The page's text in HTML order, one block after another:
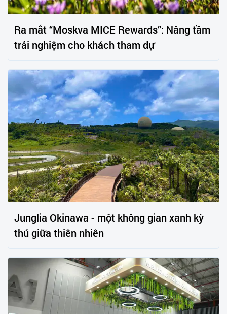
Ra mắt “Moskva MICE Rewards”: Nâng tầm
trải nghiệm cho khách tham dự
Junglia Okinawa - một không gian xanh kỳ
thú giữa thiên nhiên